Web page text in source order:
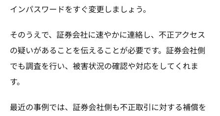
インパスワードをすぐ変更しましょう。
そのうえで、証券会社に速やかに連絡し、不正アクセス
の疑いがあることを伝えることが必要です。証券会社側
でも調査を行い、被害状況の確認や対応をしてくれま
す。
最近の事例では、証券会社側も不正取引に対する補償を